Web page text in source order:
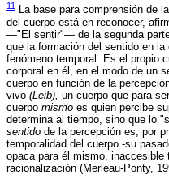
11
La base para comprensión de
del cuerpo está en reconocer,
—"El sentir"— de la segunda
que la formación del sentido en
fenómeno temporal. Es el propio
corporal en él, en el modo de un
cuerpo en función de la
vivo (Leib), un cuerpo que para
cuerpo mismo es quien percibe
determina al tiempo, sino que lo
sentido de la percepción es, por
temporalidad del cuerpo -su
opaca para él mismo,
racionalización (Merleau-Ponty,